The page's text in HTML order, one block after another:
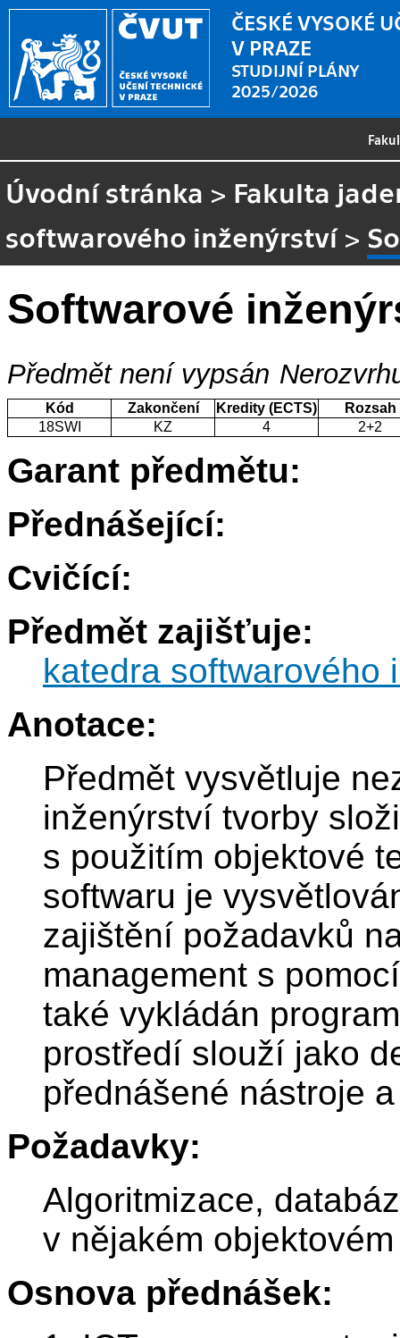
ČESKÉ VYSOKÉ
V PRAZE
STUDIJNÍ PLÁNY
2025/2026
Úvodní stránka > Fakulta
softwarového inženýrství>
Softwarové
Předmět není vypsán
Kód Zakončení Kredity (ECTS)
Rozsah
18SWI
KZ 4 2+2
Garant předmětu:
Přednášející:
Cvičící:
Předmět zajišťuje:
katedra softwarového
Anotace:
Předmět vysvětluje
inženýrství tvorby
s použitím objektové
softwaru je
zajištění požadavků
management s
také vykládán
prostředí slouží jako
přednášené nástroje
Požadavky:
Algoritmizace,
v nějakém
Osnova přednášek: